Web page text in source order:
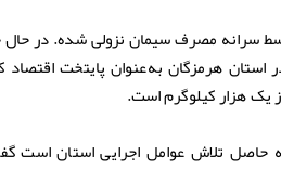
سرانه مصرف سیمان نزولی شده. در
در استان هرمزگان به‌عنوان پایتخت
یک هزار کیلوگرم است.
حاصل تلاش عوامل اجرایی استان است